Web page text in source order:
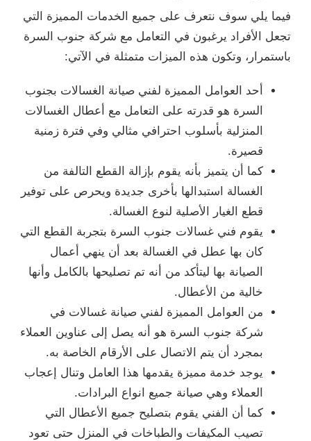
فيما يلي سوف نتعرف على جميع الخدمات المميزة التي
تجعل الأفراد يرغبون في التعامل مع شركة جنوب السرة
باستمرار، وتكون هذه الميزات متمثلة في الآتي:
أحد العوامل المميزة لفني صيانة الغسالات بجنوب
السرة هو قدرته على التعامل مع أعطال الغسالات
المنزلية بأسلوب احترافي مثالي وفي فترة زمنية
قصيرة.
كما أن يتميز بأنه يقوم بإزالة القطع التالفة من
الغسالة استبدالها بأخرى جديدة ويحرص على توفير
قطع الغيار الأصلية لنوع الغسالة.
يقوم فني غسالات جنوب السرة بتجربة القطع التي
كان بها عطل في الغسالة بعد أن ينهي أعمال
الصيانة بها ليتأكد من أنه تم تصليحها بالكامل وأنها
خالية من الأعطال.
من العوامل المميزة لفني صيانة غسالات في
شركة جنوب السرة هو أنه يصل إلى عناوين العملاء
بمجرد أن يتم الاتصال على الأرقام الخاصة به.
يوجد خدمة مميزة يقدمها هذا العامل وتنال إعجاب
العملاء وهي صيانة جميع انواع البرادات.
كما أن الفني يقوم بتصليح جميع الأعطال التي
تصيب المكيفات والطباخات في المنزل حتى تعود